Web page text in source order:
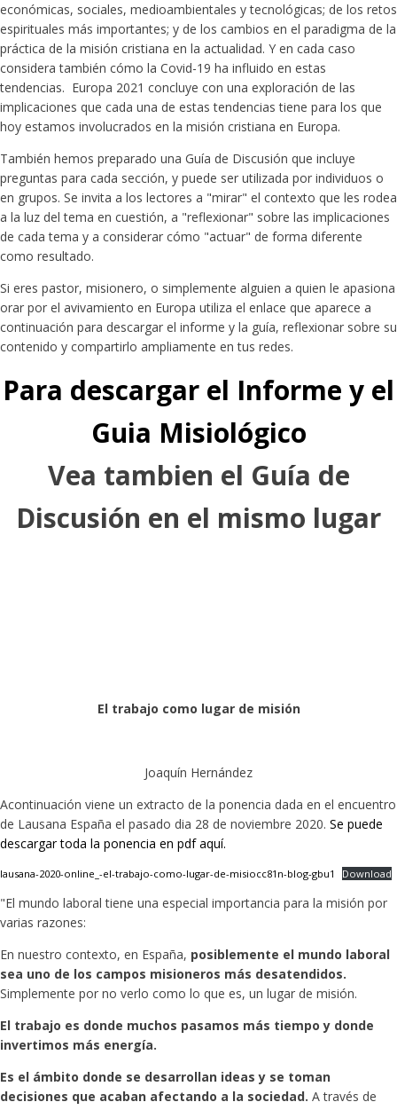
económicas, sociales, medioambientales y tecnológicas; de los retos
espirituales más importantes; y de los cambios en el paradigma de la
práctica de la misión cristiana en la actualidad. Y en cada caso
considera también cómo la Covid-19 ha influido en estas
tendencias. Europa 2021 concluye con una exploración de las
implicaciones que cada una de estas tendencias tiene para los que
hoy estamos involucrados en la misión cristiana en Europa.
También hemos preparado una Guía de Discusión que incluye
preguntas para cada sección, y puede ser utilizada por individuos o
en grupos. Se invita a los lectores a "mirar" el contexto que les rodea
a la luz del tema en cuestión, a "reflexionar" sobre las implicaciones
de cada tema y a considerar cómo "actuar" de forma diferente
como resultado.
Si eres pastor, misionero, o simplemente alguien a quien le apasiona
orar por el avivamiento en Europa utiliza el enlace que aparece a
continuación para descargar el informe y la guía, reflexionar sobre su
contenido y compartirlo ampliamente en tus redes.
Para descargar el Informe y el
Guia Misiológico
Vea tambien el Guía de
Discusión en el mismo lugar
El trabajo como lugar de misión
Joaquín Hernández
Acontinuación viene un extracto de la ponencia dada en el encuentro
de Lausana España el pasado dia 28 de noviembre 2020. Se puede
descargar toda la ponencia en pdf aquí.
lausana-2020-online_-el-trabajo-como-lugar-de-misiocc81n-blog-gbu1 Download
"El mundo laboral tiene una especial importancia para la misión por
varias razones:
En nuestro contexto, en España, posiblemente el mundo laboral
sea uno de los campos misioneros más desatendidos.
Simplemente por no verlo como lo que es, un lugar de misión.
El trabajo es donde muchos pasamos más tiempo y donde
invertimos más energía.
Es el ámbito donde se desarrollan ideas y se toman
decisiones que acaban afectando a la sociedad. A través de